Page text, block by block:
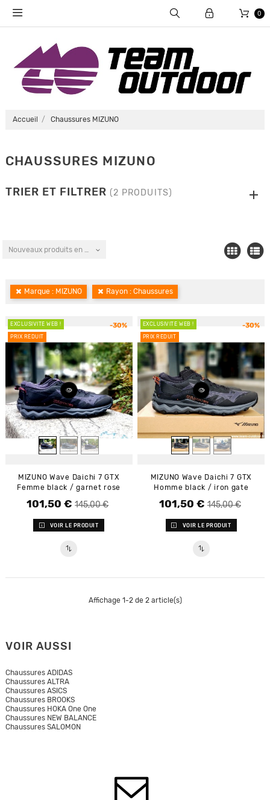
0
Accueil Chaussures MIZUNO
CHAUSSURES MIZUNO
TRIER ET FILTRER (2 PRODUITS)
Nouveaux produits en premier
Marque : MIZUNO Rayon : Chaussures
EXCLUSIVITÉ WEB !
PRIX RÉDUIT
-30%
MIZUNO Wave Daichi 7 GTX
Femme black / garnet rose
Prix de base 145,00 €
Prix
101,50 €
VOIR LE PRODUIT
EXCLUSIVITÉ WEB !
PRIX RÉDUIT
-30%
MIZUNO Wave Daichi 7 GTX
Homme black / iron gate
Prix de base 145,00 €
Prix
101,50 €
VOIR LE PRODUIT
Affichage 1-2 de 2 article(s)
VOIR AUSSI
Chaussures ADIDAS
Chaussures ALTRA
Chaussures ASICS
Chaussures BROOKS
Chaussures HOKA One One
Chaussures NEW BALANCE
Chaussures SALOMON